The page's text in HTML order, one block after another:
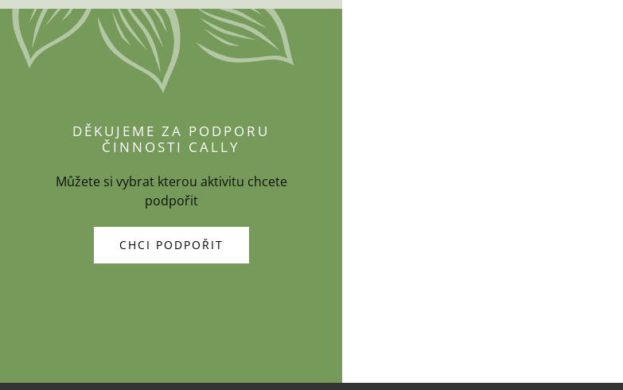
DĚKUJEME ZA PODPORU
ČINNOSTI CALLY
Můžete si vybrat kterou aktivitu chcete
podpořit
CHCI PODPOŘIT